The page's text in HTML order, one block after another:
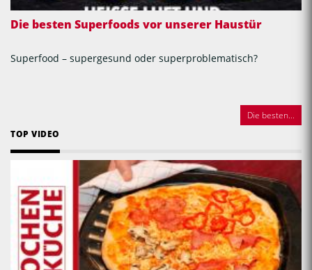
Die besten Superfoods vor unserer Haustür
Superfood – supergesund oder superproblematisch?
Die besten...
TOP VIDEO